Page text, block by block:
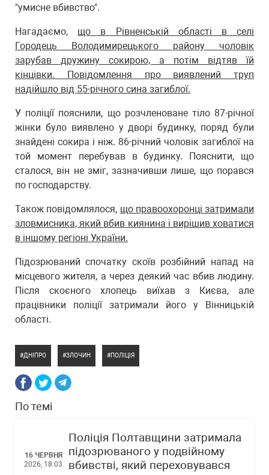
"умисне вбивство".
Нагадаємо, що в Рівненській області в селі
Городець Володимирецького району чоловік
зарубав дружину сокирою, а потім відтяв їй
кінцівки. Повідомлення про виявлений труп
надійшло від 55-річного сина загиблої.
У поліції пояснили, що розчленоване тіло 87-річної
жінки було виявлено у дворі будинку, поряд були
знайдені сокира і ніж. 86-річний чоловік загиблої на
той момент перебував в будинку. Пояснити, що
сталося, він не зміг, зазначивши лише, що порався
по господарству.
Також повідомлялося, що правоохоронці затримали
зловмисника, який вбив киянина і вирішив ховатися
в іншому регіоні України.
Підозрюваний спочатку скоїв розбійний напад на
місцевого жителя, а через деякий час вбив людину.
Після скоєного хлопець виїхав з Києва, але
працівники поліції затримали його у Вінницькій
області.
ДНІПРО ЗЛОЧИН ПОЛІЦІЯ
По темі
16 ЧЕРВНЯ
2026, 18:03
Поліція Полтавщини затримала
підозрюваного у подвійному
вбивстві, який переховувався